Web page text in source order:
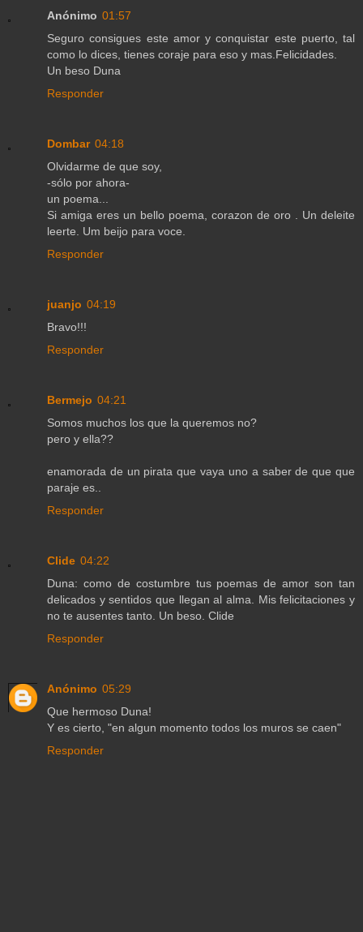
Anónimo 01:57
Seguro consigues este amor y conquistar este puerto, tal
como lo dices, tienes coraje para eso y mas.Felicidades.
Un beso Duna
Responder
Dombar 04:18
Olvidarme de que soy,
-sólo por ahora-
un poema...
Si amiga eres un bello poema, corazon de oro . Un deleite
leerte. Um beijo para voce.
Responder
juanjo 04:19
Bravo!!!
Responder
Bermejo 04:21
Somos muchos los que la queremos no?
pero y ella??
enamorada de un pirata que vaya uno a saber de que que
paraje es..
Responder
Clide 04:22
Duna: como de costumbre tus poemas de amor son tan
delicados y sentidos que llegan al alma. Mis felicitaciones y
no te ausentes tanto. Un beso. Clide
Responder
Anónimo 05:29
Que hermoso Duna!
Y es cierto, "en algun momento todos los muros se caen"
Responder